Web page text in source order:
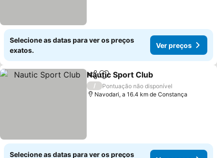
Selecione as datas para ver os preços
exatos.
Ver preços
PartilharAdicionar aos favoritos
Nautic Sport Club
/
Pontuação não disponível
Navodari, a 16.4 km de Constança
Selecione as datas para ver os preços